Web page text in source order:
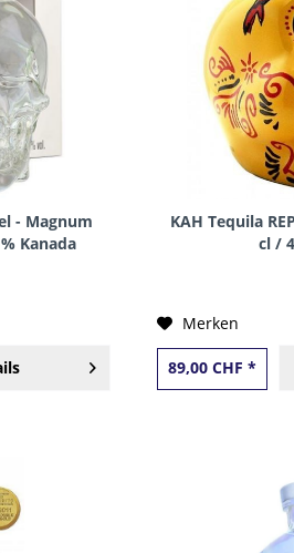
- Magnum
Kanada
KAH Tequila
cl /
Merken
89,00 CHF *